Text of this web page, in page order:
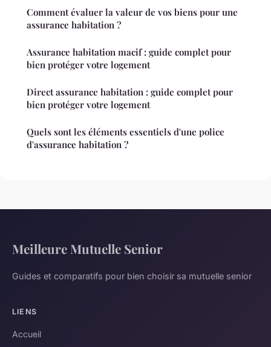
Comment évaluer la valeur de vos biens pour une
assurance habitation ?
Assurance habitation macif : guide complet pour
bien protéger votre logement
Direct assurance habitation : guide complet pour
bien protéger votre logement
Quels sont les éléments essentiels d'une police
d'assurance habitation ?
Meilleure Mutuelle Senior
Guides et comparatifs pour bien choisir sa mutuelle senior
LIENS
Accueil